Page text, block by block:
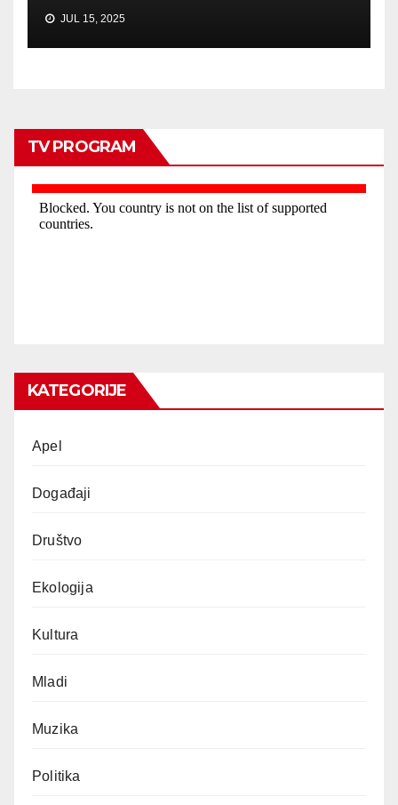
JUL 15, 2025
TV PROGRAM
KATEGORIJE
Apel
Događaji
Društvo
Ekologija
Kultura
Mladi
Muzika
Politika